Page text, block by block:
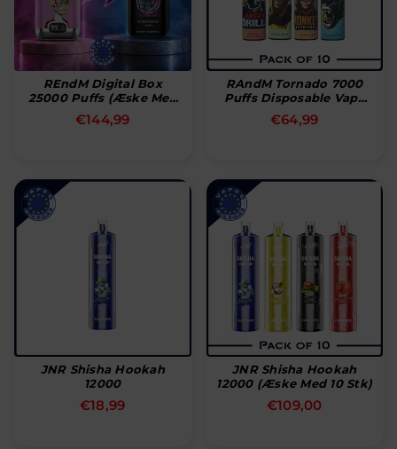
REndM Digital Box
25000 Puffs (æske Med
10 Stk)
Normal
€144,99
RAndM Tornado 7000
Puffs Disposable Vape
Pakke Med 10
Normal
€64,99
JNR Shisha Hookah
12000
Normal
€18,99
JNR Shisha Hookah
12000 (æske Med 10 Stk)
Normal
€109,00